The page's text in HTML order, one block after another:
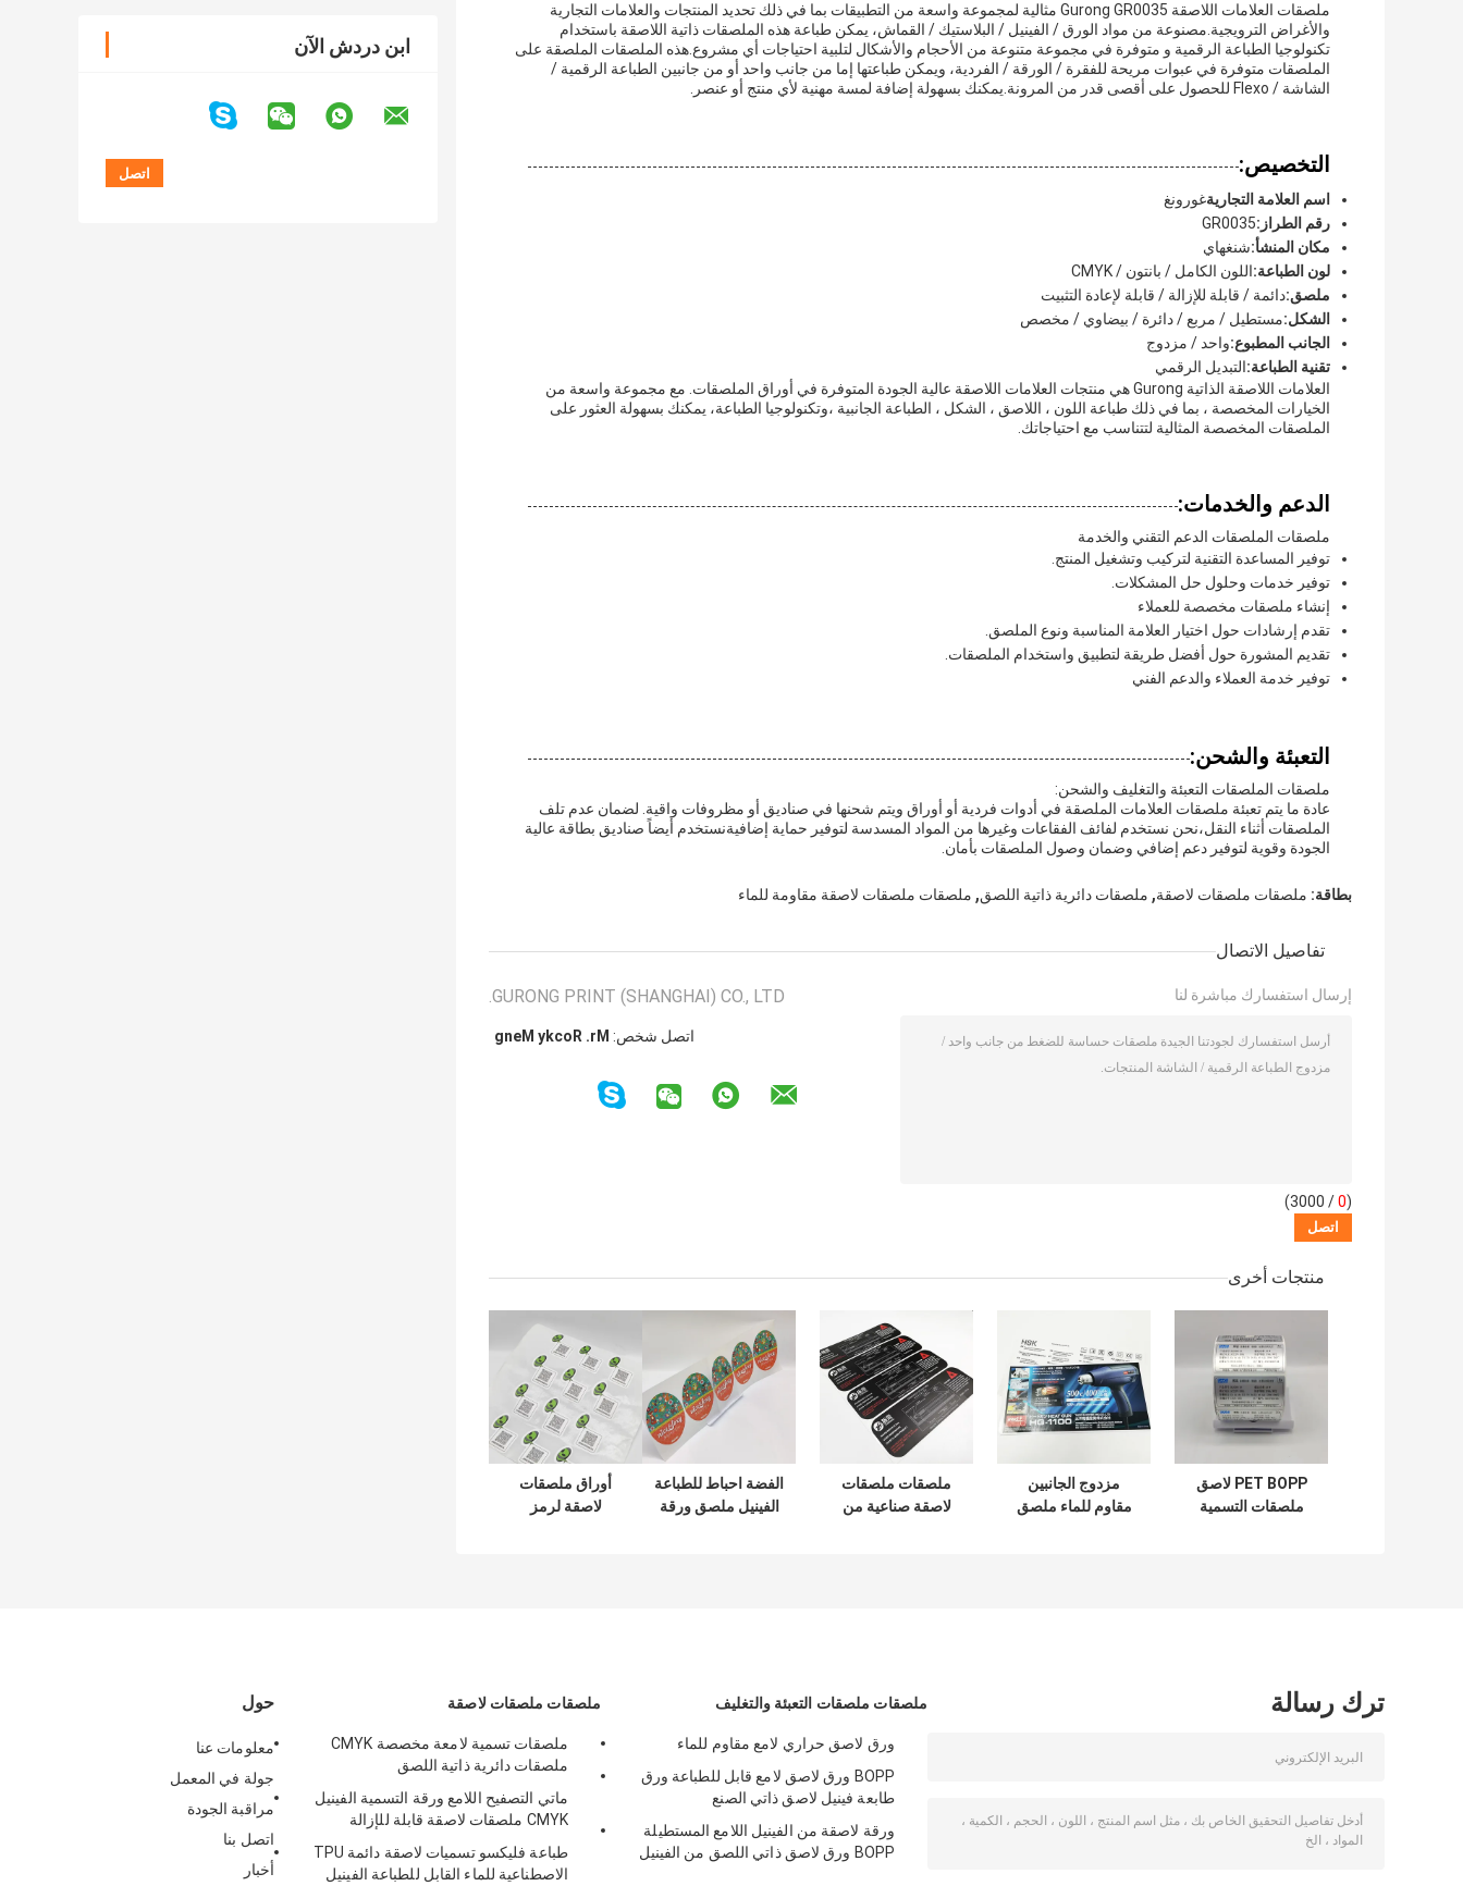
ابن دردش الآن
ملصقات العلامات اللاصقة Gurong GR0035 مثالية لمجموعة واسعة من التطبيقات بما في ذلك تحديد المنتجات والعلامات التجارية
والأغراض الترويجية.مصنوعة من مواد الورق / الفينيل / البلاستيك / القماش، يمكن طباعة هذه الملصقات ذاتية اللاصقة باستخدام
تكنولوجيا الطباعة الرقمية و متوفرة في مجموعة متنوعة من الأحجام والأشكال لتلبية احتياجات أي مشروع.هذه الملصقات الملصقة على
الملصقات متوفرة في عبوات مريحة للفقرة / الورقة / الفردية، ويمكن طباعتها إما من جانب واحد أو من جانبين الطباعة الرقمية /
الشاشة / Flexo للحصول على أقصى قدر من المرونة.يمكنك بسهولة إضافة لمسة مهنية لأي منتج أو عنصر.
التخصيص:
اسم العلامة التجاريةغورونغ
رقم الطراز:GR0035
مكان المنشأ:شنغهاي
لون الطباعة:اللون الكامل / بانتون / CMYK
ملصق:دائمة / قابلة للإزالة / قابلة لإعادة التثبيت
الشكل:مستطيل / مربع / دائرة / بيضاوي / مخصص
الجانب المطبوع:واحد / مزدوج
تقنية الطباعة:التبديل الرقمي
العلامات اللاصقة الذاتية Gurong هي منتجات العلامات اللاصقة عالية الجودة المتوفرة في أوراق الملصقات. مع مجموعة واسعة من
الخيارات المخصصة ، بما في ذلك طباعة اللون ، اللاصق ، الشكل ، الطباعة الجانبية ،وتكنولوجيا الطباعة، يمكنك بسهولة العثور على
الملصقات المخصصة المثالية لتتناسب مع احتياجاتك.
الدعم والخدمات:
ملصقات الملصقات الدعم التقني والخدمة
توفير المساعدة التقنية لتركيب وتشغيل المنتج.
توفير خدمات وحلول حل المشكلات.
إنشاء ملصقات مخصصة للعملاء
تقدم إرشادات حول اختيار العلامة المناسبة ونوع الملصق.
تقديم المشورة حول أفضل طريقة لتطبيق واستخدام الملصقات.
توفير خدمة العملاء والدعم الفني
التعبئة والشحن:
ملصقات الملصقات التعبئة والتغليف والشحن:
عادة ما يتم تعبئة ملصقات العلامات الملصقة في أدوات فردية أو أوراق ويتم شحنها في صناديق أو مظروفات واقية. لضمان عدم تلف
الملصقات أثناء النقل،نحن نستخدم لفائف الفقاعات وغيرها من المواد المسدسة لتوفير حماية إضافيةنستخدم أيضاً صناديق بطاقة عالية
الجودة وقوية لتوفير دعم إضافي وضمان وصول الملصقات بأمان.
بطاقة: ملصقات ملصقات لاصقة, ملصقات دائرية ذاتية اللصق, ملصقات ملصقات لاصقة مقاومة للماء
تفاصيل الاتصال
GURONG PRINT (SHANGHAI) CO., LTD.
اتصل شخص: Mr. Rocky Meng
إرسال استفسارك مباشرة لنا
(
0
/ 3000)
منتجات أخرى
PET BOPP لاصق
ملصقات التسمية
مزدوج الجانبين
مقاوم للماء ملصق
ملصقات ملصقات
لاصقة صناعية من
الفضة احباط للطباعة
الفينيل ملصق ورقة
أوراق ملصقات
لاصقة لرمز
حول
معلومات عنا
جولة في المعمل
مراقبة الجودة
اتصل بنا
أخبار
ملصقات ملصقات لاصقة
ملصقات تسمية لامعة مخصصة CMYK
ملصقات دائرية ذاتية اللصق
ماتي التصفيح اللامع ورقة التسمية الفينيل
CMYK ملصقات لاصقة قابلة للإزالة
طباعة فليكسو تسميات لاصقة دائمة TPU
الاصطناعية للماء القابل للطباعة الفينيل
ملصقات ملصقات التعبئة والتغليف
ورق لاصق حراري لامع مقاوم للماء
BOPP ورق لاصق لامع قابل للطباعة ورق
طابعة فينيل لاصق ذاتي الصنع
ورقة لاصقة من الفينيل اللامع المستطيلة
BOPP ورق لاصق ذاتي اللصق من الفينيل
ترك رسالة